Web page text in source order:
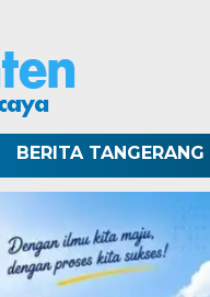
BERITA TANGERANG